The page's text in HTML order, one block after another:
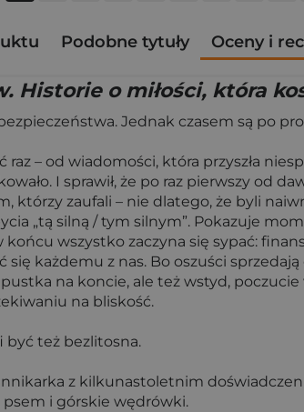
Podobne tytuły Oceny i
Historie o miłości, która
Jednak czasem są po
– od wiadomości, która przyszła
I sprawił, że po raz pierwszy od
którzy zaufali – nie dlatego, że byli
„tą silną / tym silnym”. Pokazuje
wszystko zaczyna się sypać:
się każdemu z nas. Bo oszuści
na koncie, ale też wstyd,
na bliskość.
być też bezlitosna.
z kilkunastoletnim
psem i górskie wędrówki.